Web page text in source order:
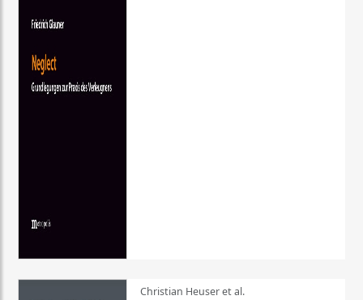
Christian Heuser et al.